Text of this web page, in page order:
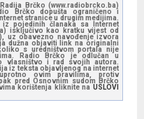
Brčko (www.radiobrcko.ba)
Brčko dopušta ograničeno i
stranice u drugim medijima.
pojedinih članaka sa Internet
isključivo kao kratku vijest od
uz obavezno navođenje izvora
dužna objaviti link na originalni
s uredništvom portala nije
Radio Brčko je odlučan u
vlasništvo i rad svojih autora.
iz teksta objavljenog na internet
ovim pravilima, protiv
pred Osnovnim sudom Brčko
korištenja kliknite na USLOVI